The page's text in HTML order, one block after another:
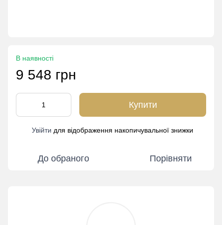
В наявності
9 548 грн
Купити
Увійти для відображення накопичувальної знижки
До обраного Порівняти